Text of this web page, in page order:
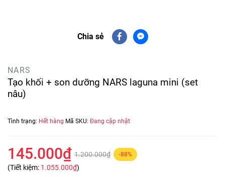
Chia sẻ
NARS
Tạo khối + son dưỡng NARS laguna mini (set
nâu)
Tình trạng: Hết hàng Mã SKU: Đang cập nhật
145.000₫ 1.200.000₫ -88%
(Tiết kiệm: 1.055.000₫)